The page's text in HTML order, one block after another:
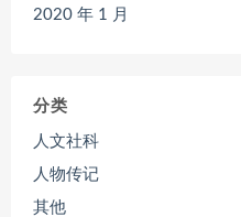
2020 年 1 月
分类
人文社科
人物传记
其他